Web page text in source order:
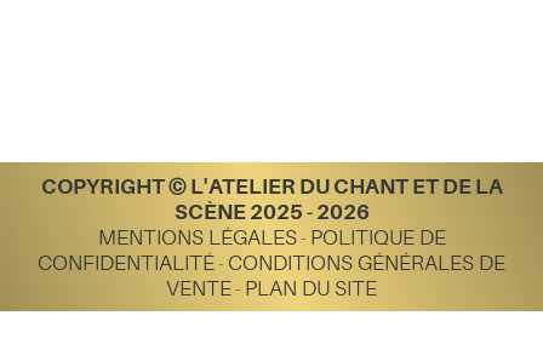
COPYRIGHT © L'ATELIER DU CHANT ET DE LA
SCÈNE 2025 - 2026
MENTIONS LÉGALES-POLITIQUE DE
CONFIDENTIALITÉ- CONDITIONS GÉNÉRALES DE
VENTE-PLAN DU SITE